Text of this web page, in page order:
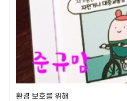
환경 보호를 위해